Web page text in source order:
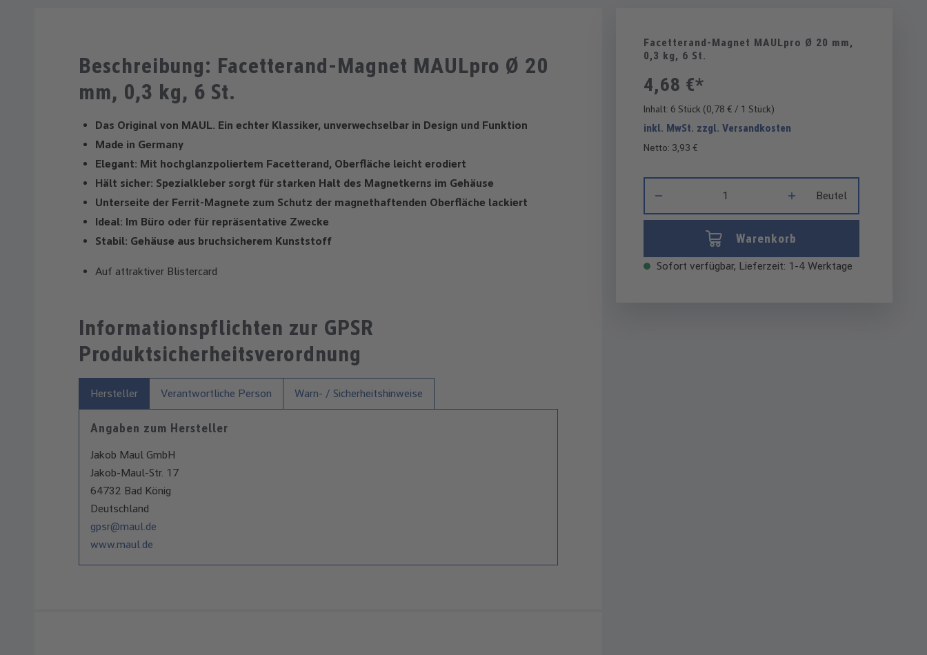
Beschreibung: Facetterand-Magnet MAULpro Ø 20
mm, 0,3 kg, 6 St.
Das Original von MAUL. Ein echter Klassiker, unverwechselbar in Design und Funktion
Made in Germany
Elegant: Mit hochglanzpoliertem Facetterand, Oberfläche leicht erodiert
Hält sicher: Spezialkleber sorgt für starken Halt des Magnetkerns im Gehäuse
Unterseite der Ferrit-Magnete zum Schutz der magnethaftenden Oberfläche lackiert
Ideal: Im Büro oder für repräsentative Zwecke
Stabil: Gehäuse aus bruchsicherem Kunststoff
Auf attraktiver Blistercard
Informationspflichten zur GPSR
Produktsicherheitsverordnung
Hersteller Verantwortliche Person Warn- / Sicherheitshinweise
Angaben zum Hersteller
Jakob Maul GmbH
Jakob-Maul-Str. 17
64732 Bad König
Deutschland
gpsr@maul.de
www.maul.de
Facetterand-Magnet MAULpro Ø 20 mm,
0,3 kg, 6 St.
4,68 €*
Inhalt: 6 Stück (0,78 € / 1 Stück)
inkl. MwSt. zzgl. Versandkosten
Netto: 3,93 €
Beutel
Warenkorb
Sofort verfügbar, Lieferzeit: 1-4 Werktage